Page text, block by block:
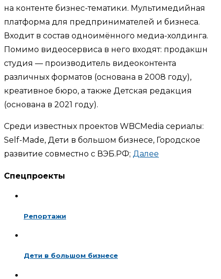
на контенте бизнес-тематики. Мультимедийная
платформа для предпринимателей и бизнеса.
Входит в состав одноимённого медиа-холдинга.
Помимо видеосервиса в него входят: продакшн
студия — производитель видеоконтента
различных форматов (основана в 2008 году),
креативное бюро, а также Детская редакция
(основана в 2021 году).
Среди известных проектов WBCMedia сериалы:
Self-Made, Дети в большом бизнесе, Городское
развитие совместно с ВЭБ.РФ; Далее
Спецпроекты
Репортажи
Дети в большом бизнесе